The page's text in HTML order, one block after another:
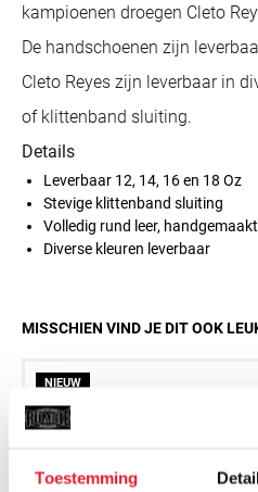
Toestemming
kampioenen droegen Cleto
De handschoenen zijn
Cleto Reyes zijn leverbaar in
of klittenband sluiting.
Details
Leverbaar 12, 14, 16 en 18 Oz
Stevige klittenband sluiting
Volledig rund leer,
Diverse kleuren leverbaar
MISSCHIEN VIND JE DIT OOK
NIEUW